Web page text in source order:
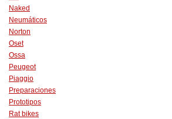
Naked
Neumáticos
Norton
Oset
Ossa
Peugeot
Piaggio
Preparaciones
Prototipos
Rat bikes